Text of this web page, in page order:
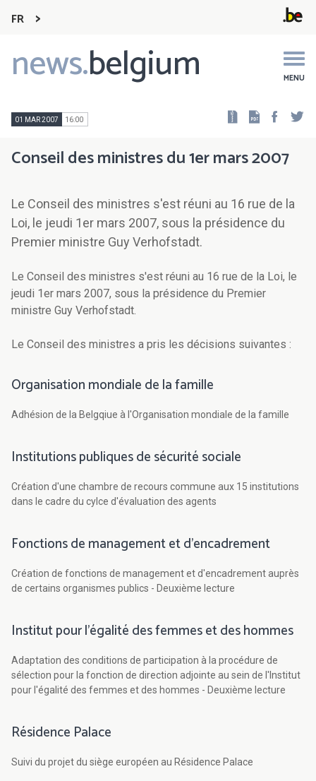
FR
news.belgium MENU
Main
navigation
01 MAR 2007 16:00
Conseil des ministres du 1er mars 2007
Le Conseil des ministres s'est réuni au 16 rue de la
Loi, le jeudi 1er mars 2007, sous la présidence du
Premier ministre Guy Verhofstadt.
Le Conseil des ministres s'est réuni au 16 rue de la Loi, le
jeudi 1er mars 2007, sous la présidence du Premier
ministre Guy Verhofstadt.
Le Conseil des ministres a pris les décisions suivantes :
Organisation mondiale de la famille
Adhésion de la Belgqiue à l'Organisation mondiale de la famille
Institutions publiques de sécurité sociale
Création d'une chambre de recours commune aux 15 institutions
dans le cadre du cylce d'évaluation des agents
Fonctions de management et d'encadrement
Création de fonctions de management et d'encadrement auprès
de certains organismes publics - Deuxième lecture
Institut pour l'égalité des femmes et des hommes
Adaptation des conditions de participation à la procédure de
sélection pour la fonction de direction adjointe au sein de l'Institut
pour l'égalité des femmes et des hommes - Deuxième lecture
Résidence Palace
Suivi du projet du siège européen au Résidence Palace